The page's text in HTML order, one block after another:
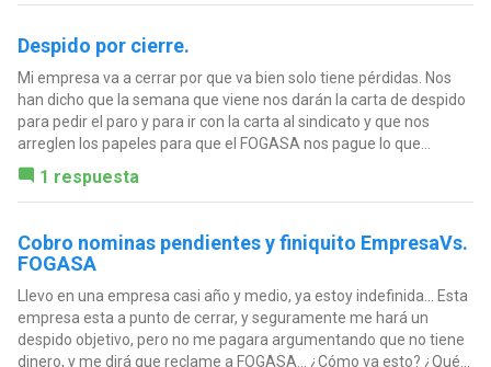
Despido por cierre.
Mi empresa va a cerrar por que va bien solo tiene pérdidas. Nos
han dicho que la semana que viene nos darán la carta de despido
para pedir el paro y para ir con la carta al sindicato y que nos
arreglen los papeles para que el FOGASA nos pague lo que...
1 respuesta
Cobro nominas pendientes y finiquito EmpresaVs.
FOGASA
Llevo en una empresa casi año y medio, ya estoy indefinida... Esta
empresa esta a punto de cerrar, y seguramente me hará un
despido objetivo, pero no me pagara argumentando que no tiene
dinero, y me dirá que reclame a FOGASA... ¿Cómo va esto? ¿Qué...